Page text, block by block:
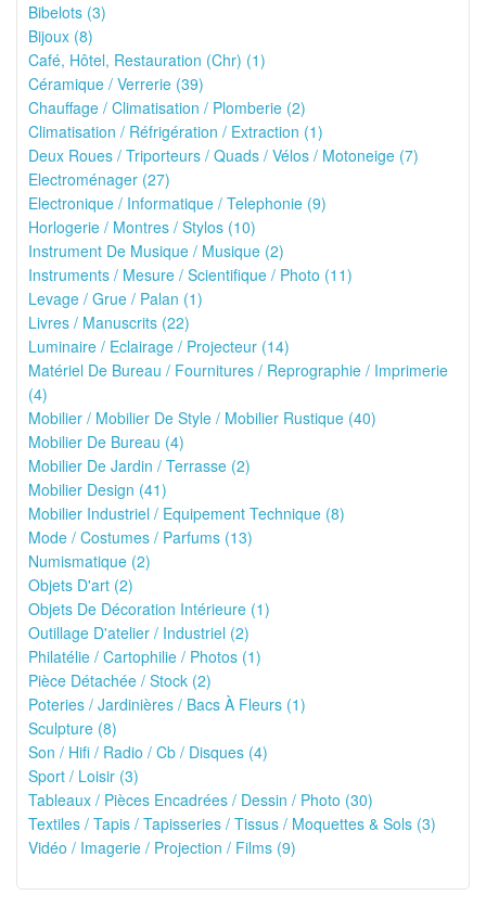
Bibelots (3)
Bijoux (8)
Café, Hôtel, Restauration (Chr) (1)
Céramique / Verrerie (39)
Chauffage / Climatisation / Plomberie (2)
Climatisation / Réfrigération / Extraction (1)
Deux Roues / Triporteurs / Quads / Vélos / Motoneige (7)
Electroménager (27)
Electronique / Informatique / Telephonie (9)
Horlogerie / Montres / Stylos (10)
Instrument De Musique / Musique (2)
Instruments / Mesure / Scientifique / Photo (11)
Levage / Grue / Palan (1)
Livres / Manuscrits (22)
Luminaire / Eclairage / Projecteur (14)
Matériel De Bureau / Fournitures / Reprographie / Imprimerie
(4)
Mobilier / Mobilier De Style / Mobilier Rustique (40)
Mobilier De Bureau (4)
Mobilier De Jardin / Terrasse (2)
Mobilier Design (41)
Mobilier Industriel / Equipement Technique (8)
Mode / Costumes / Parfums (13)
Numismatique (2)
Objets D'art (2)
Objets De Décoration Intérieure (1)
Outillage D'atelier / Industriel (2)
Philatélie / Cartophilie / Photos (1)
Pièce Détachée / Stock (2)
Poteries / Jardinières / Bacs À Fleurs (1)
Sculpture (8)
Son / Hifi / Radio / Cb / Disques (4)
Sport / Loisir (3)
Tableaux / Pièces Encadrées / Dessin / Photo (30)
Textiles / Tapis / Tapisseries / Tissus / Moquettes & Sols (3)
Vidéo / Imagerie / Projection / Films (9)